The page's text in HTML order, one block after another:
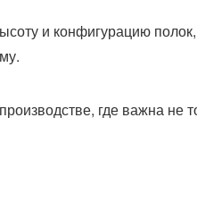
и конфигурацию
где важна не